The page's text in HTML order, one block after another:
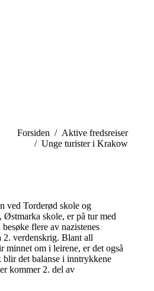
You are here:
Forsiden
Aktive fredsreiser
Unge turister i Krakow
ved Torderød skole og
Østmarka skole, er på tur med
flere av nazistenes
2. verdenskrig. Blant all
minnet om i leirene, er det også
det balanse i inntrykkene
kommer 2. del av